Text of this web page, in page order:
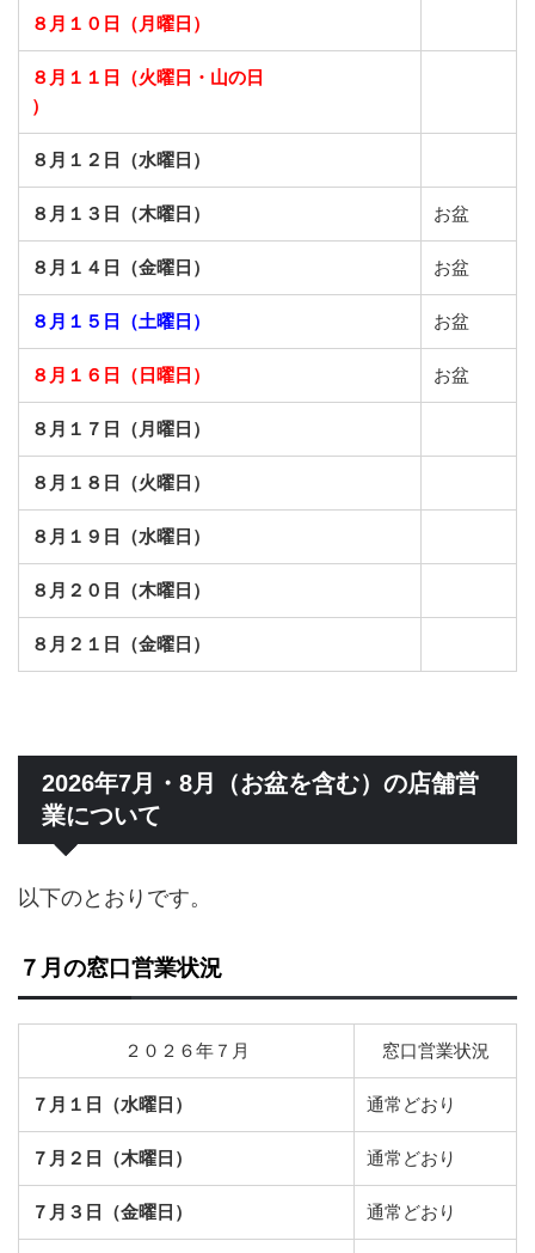
８月１０日（月曜日）
８月１１日（火曜日・山の日
）
８月１２日（水曜日）
８月１３日（木曜日） お盆
８月１４日（金曜日） お盆
８月１５日（土曜日） お盆
８月１６日（日曜日） お盆
８月１７日（月曜日）
８月１８日（火曜日）
８月１９日（水曜日）
８月２０日（木曜日）
８月２１日（金曜日）
2026年7月・8月（お盆を含む）の店舗営
業について
以下のとおりです。
７月の窓口営業状況
２０２６年７月 窓口営業状況
７月１日（水曜日） 通常どおり
７月２日（木曜日） 通常どおり
７月３日（金曜日） 通常どおり